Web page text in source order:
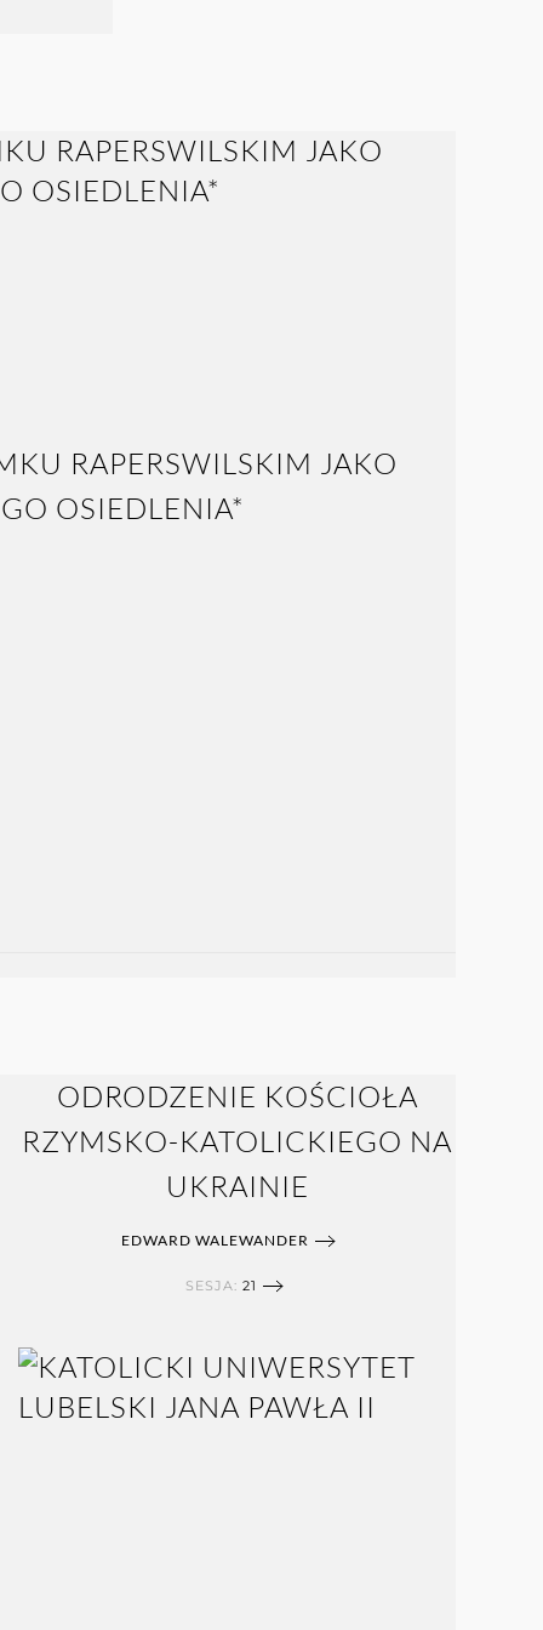
RAPERSWILSKIM JAKO
OSIEDLENIA*
ODRODZENIE KOŚCIOŁA
RZYMSKO-KATOLICKIEGO NA
UKRAINIE
EDWARD WALEWANDER
SESJA: 21